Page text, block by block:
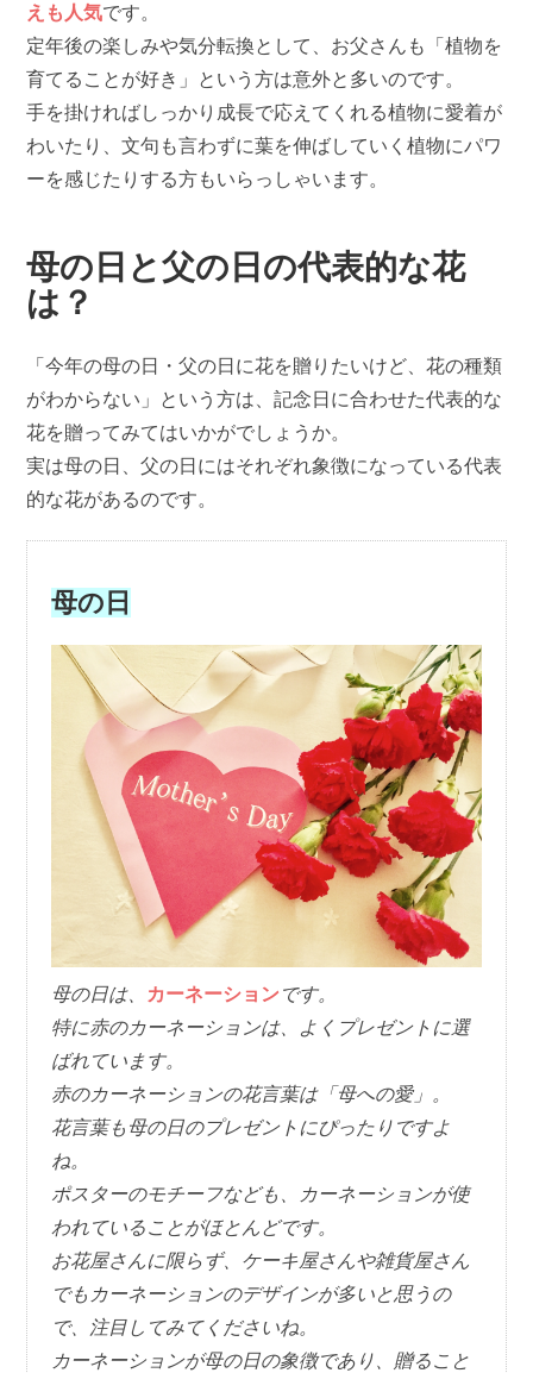
えも人気です。
定年後の楽しみや気分転換として、お父さんも「植物を
育てることが好き」という方は意外と多いのです。
手を掛ければしっかり成長で応えてくれる植物に愛着が
わいたり、文句も言わずに葉を伸ばしていく植物にパワ
ーを感じたりする方もいらっしゃいます。
母の日と父の日の代表的な花
は？
「今年の母の日・父の日に花を贈りたいけど、花の種類
がわからない」という方は、記念日に合わせた代表的な
花を贈ってみてはいかがでしょうか。
実は母の日、父の日にはそれぞれ象徴になっている代表
的な花があるのです。
母の日
母の日は、 カーネーションです。
特に赤のカーネーションは、よくプレゼントに選
ばれています。
赤のカーネーションの花言葉は「母への愛」。
花言葉も母の日のプレゼントにぴったりですよ
ね。
ポスターのモチーフなども、カーネーションが使
われていることがほとんどです。
お花屋さんに限らず、ケーキ屋さんや雑貨屋さん
でもカーネーションのデザインが多いと思うの
で、注目してみてくださいね。
カーネーションが母の日の象徴であり、贈ること